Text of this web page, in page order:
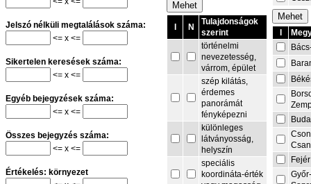
Jelszó nélküli megtalálások száma:
<= x <=
Sikertelen keresések száma:
<= x <=
Egyéb bejegyzések száma:
<= x <=
Összes bejegyzés száma:
<= x <=
Értékelés: környezet
N
Tulajdonságok
szerint
történelmi
nevezetesség,
várrom, épület
szép kilátás,
érdemes
panorámát
fényképezni
különleges
látványosság,
helyszín
speciális
koordináta-érték
Fejér